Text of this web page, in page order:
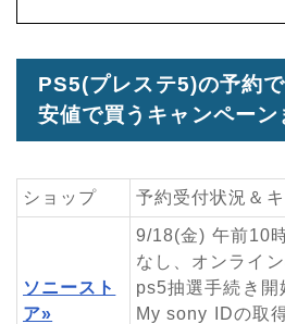
PS5(プレステ5)の予約
安値で買うキャンペーン
ショップ 予約受付状況＆
ソニースト
ア»
9/18(金) 午前10
なし、オンライン
ps5抽選手続き開
My sony IDの取